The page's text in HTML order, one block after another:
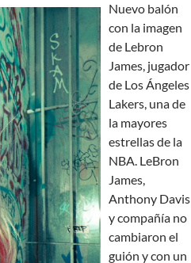
Nuevo balón
con la imagen
de Lebron
James, jugador
de Los Ángeles
Lakers, una de
la mayores
estrellas de la
NBA. LeBron
James,
Anthony Davis
y compañía no
cambiaron el
guión y con un